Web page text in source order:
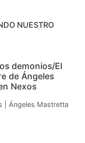
NUESTRO
demonios/El
de Ángeles
Nexos
| Ángeles Mastretta